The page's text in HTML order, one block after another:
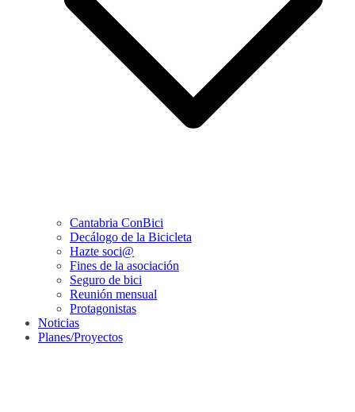
Cantabria ConBici
Decálogo de la Bicicleta
Hazte soci@
Fines de la asociación
Seguro de bici
Reunión mensual
Protagonistas
Noticias
Planes/Proyectos